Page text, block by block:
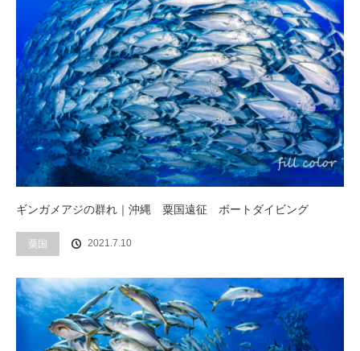
ギンガメアジの群れ｜沖縄 粟国遠征 ボートダイビング
粟国 2021.7.10